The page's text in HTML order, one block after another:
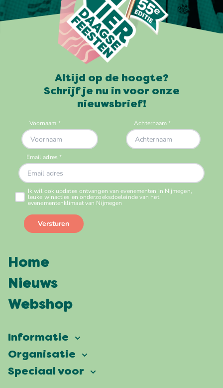
Altijd op de hoogte?
Schrijf je nu in voor onze
nieuwsbrief!
Home
Nieuws
Webshop
Informatie
Vierdaagsefeesten
Veelgestelde vragen
Organisatie
Onze ambitie
Speciaal voor